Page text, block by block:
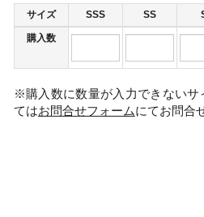
サイズ SSS SS
購入数
※購入数に数量が入力できないサ
てはお問合せフォームにてお問合